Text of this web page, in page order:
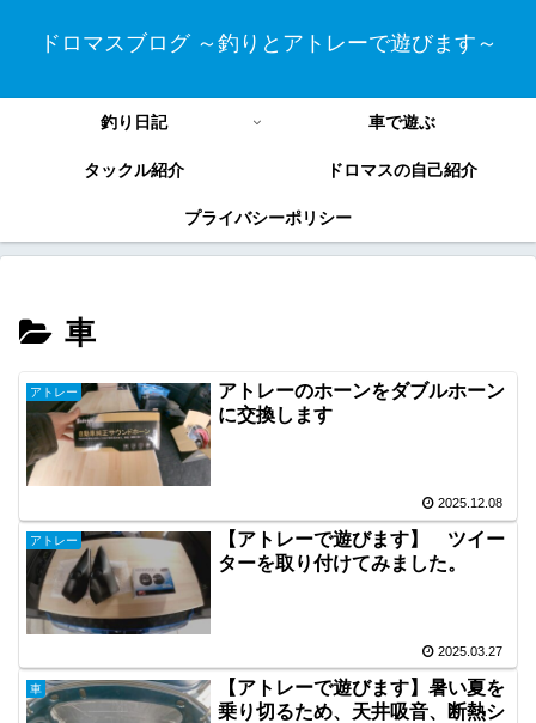
ドロマスブログ ～釣りとアトレーで遊びます～
釣り日記 車で遊ぶ
タックル紹介 ドロマスの自己紹介
プライバシーポリシー
車
アトレー
アトレーのホーンをダブルホーン
に交換します
2025.12.08
アトレー
【アトレーで遊びます】 ツイー
ターを取り付けてみました。
2025.03.27
車
【アトレーで遊びます】暑い夏を
乗り切るため、天井吸音、断熱シ